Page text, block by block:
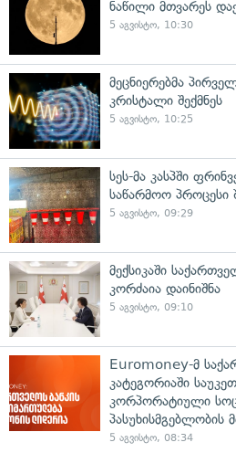
ნაწილი მთვარეს
5 აგვისტო, 10:30
მეცნიერებმა
კრისტალი შექმნეს
5 აგვისტო, 10:25
სეს-მა კასპში
საწარმოო პროცესი
5 აგვისტო, 09:29
მექსიკაში
კორძაია დაინიშნა
5 აგვისტო, 09:10
Euromoney-მ
კატეგორიაში
კორპორატიული
პასუხისმგებლობის
5 აგვისტო, 08:34